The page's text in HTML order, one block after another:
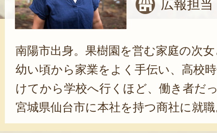
広報担
南陽市出身。果樹園を営む家庭の次
幼い頃から家業をよく手伝い、高校
けてから学校へ行くほど、働き者だ
宮城県仙台市に本社を持つ商社に就
務員として12年務めた。実家の果樹